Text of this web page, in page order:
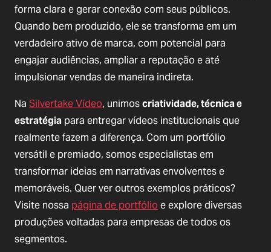
forma clara e gerar conexão com seus públicos.
Quando bem produzido, ele se transforma em um
verdadeiro ativo de marca, com potencial para
engajar audiências, ampliar a reputação e até
impulsionar vendas de maneira indireta.
Na Silvertake Vídeo, unimoscriatividade, técnica e
estratégia para entregar vídeos institucionais que
realmente fazem a diferença. Com um portfólio
versátil e premiado, somos especialistas em
transformar ideias em narrativas envolventes e
memoráveis. Quer ver outros exemplos práticos?
Visite nossa página de portfólioe explore diversas
produções voltadas para empresas de todos os
segmentos.